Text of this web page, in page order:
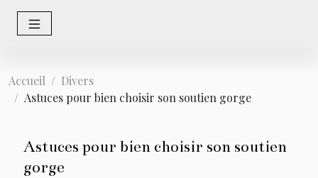
Accueil
Divers
Astuces pour bien choisir son soutien gorge
Astuces pour bien choisir son soutien
gorge